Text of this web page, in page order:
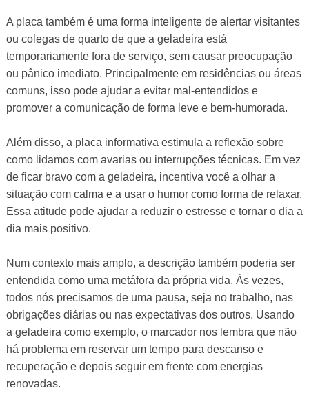
A placa também é uma forma inteligente de alertar visitantes
ou colegas de quarto de que a geladeira está
temporariamente fora de serviço, sem causar preocupação
ou pânico imediato. Principalmente em residências ou áreas
comuns, isso pode ajudar a evitar mal-entendidos e
promover a comunicação de forma leve e bem-humorada.
Além disso, a placa informativa estimula a reflexão sobre
como lidamos com avarias ou interrupções técnicas. Em vez
de ficar bravo com a geladeira, incentiva você a olhar a
situação com calma e a usar o humor como forma de relaxar.
Essa atitude pode ajudar a reduzir o estresse e tornar o dia a
dia mais positivo.
Num contexto mais amplo, a descrição também poderia ser
entendida como uma metáfora da própria vida. Às vezes,
todos nós precisamos de uma pausa, seja no trabalho, nas
obrigações diárias ou nas expectativas dos outros. Usando
a geladeira como exemplo, o marcador nos lembra que não
há problema em reservar um tempo para descanso e
recuperação e depois seguir em frente com energias
renovadas.